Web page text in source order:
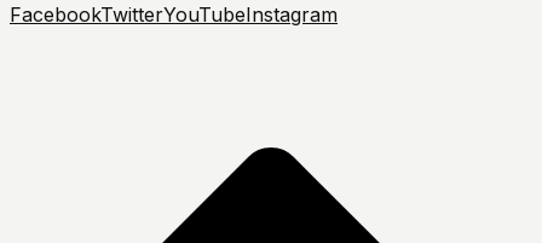
FacebookTwitterYouTubeInstagram